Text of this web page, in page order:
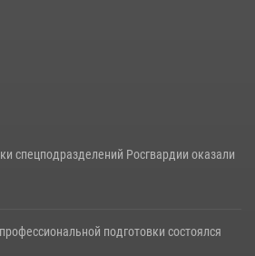
спецподразделений Росгвардии оказали
подготовки состоялся